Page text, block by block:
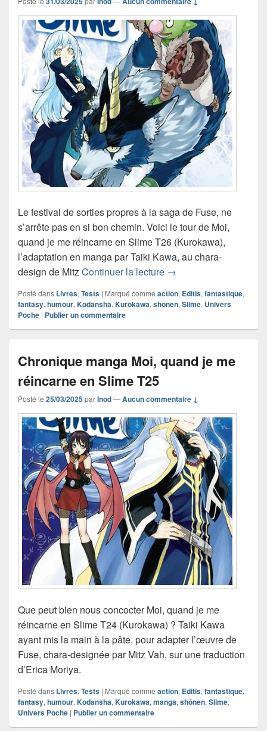
Le festival de sorties propres à la saga de Fuse, ne
s’arrête pas en si bon chemin. Voici le tour de Moi,
quand je me réincarne en Slime T26 (Kurokawa),
l’adaptation en manga par Taiki Kawa, au chara-
design de MitzContinuer la lecture Chronique manga
→
Posté dans Livres, Tests | Marqué comme action, Editis, fantastique,
fantasy, humour, Kodansha, Kurokawa, shônen, Slime, Univers
Poche | Publier un commentaire
Chronique manga Moi, quand je me
réincarne en Slime T25
Posté le 25/03/2025parInod—Aucun commentaire ↓
Que peut bien nous concocter Moi, quand je me
réincarne en Slime T24 (Kurokawa) ? Taiki Kawa
ayant mis la main à la pâte, pour adapter l’œuvre de
Fuse, chara-designée par Mitz Vah, sur une traduction
d’Erica Moriya.
Posté dans Livres, Tests | Marqué comme action, Editis, fantastique,
fantasy, humour, Kodansha, Kurokawa, manga, shônen, Slime,
Univers Poche | Publier un commentaire